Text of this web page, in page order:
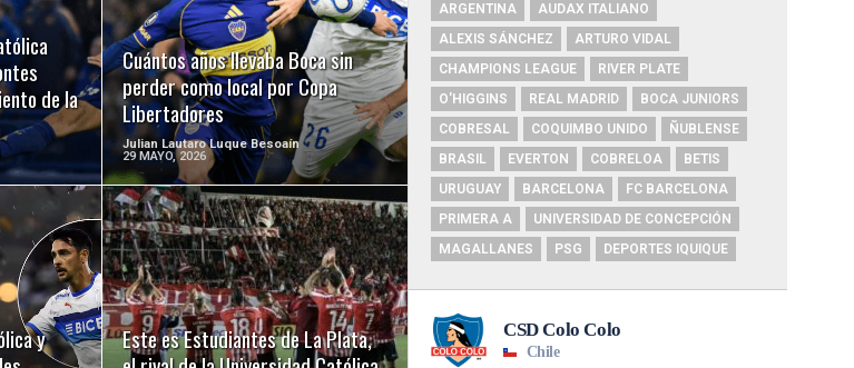
de la
Cuántos años llevaba Boca sin
perder como local por Copa
Libertadores
Julian Lautaro Luque Besoaín
29 MAYO, 2026
LEER MÁS
y
Este es Estudiantes de La Plata,
LEER MÁS
ARGENTINA
AUDAX ITALIANO
ALEXIS SÁNCHEZ
ARTURO VIDAL
CHAMPIONS LEAGUE
RIVER PLATE
O'HIGGINS
REAL MADRID
BOCA JUNIORS
COBRESAL
COQUIMBO UNIDO
ÑUBLENSE
BRASIL
EVERTON COBRELOA
BETIS
URUGUAY
BARCELONA
FC BARCELONA
PRIMERA A
UNIVERSIDAD DE CONCEPCIÓN
MAGALLANES
PSG DEPORTES IQUIQUE